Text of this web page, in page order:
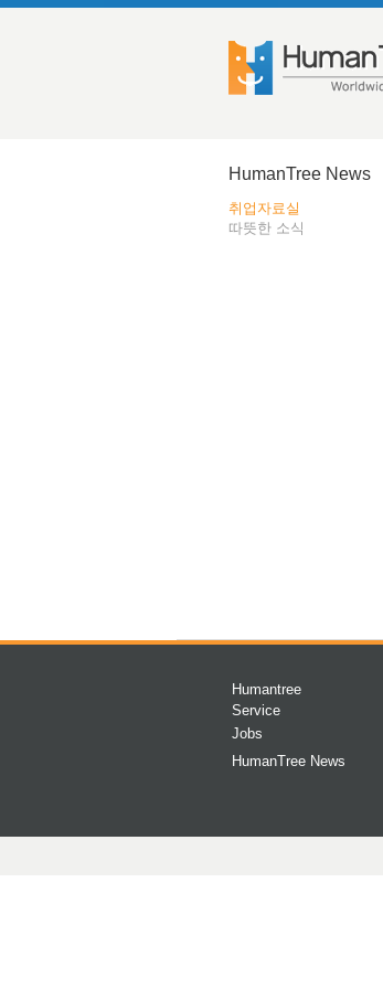
HumanTree News
취업자료실
따뜻한 소식
Humantree
Service
Jobs
HumanTree News